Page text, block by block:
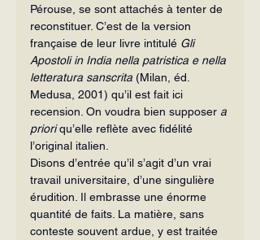
Pérouse, se sont attachés à tenter de
reconstituer. C’est de la version
française de leur livre intitulé Gli
Apostoli in India nella patristica e nella
letteratura sanscrita (Milan, éd.
Medusa, 2001) qu’il est fait ici
recension. On voudra bien supposer a
priori qu’elle reflète avec fidélité
l’original italien.
Disons d’entrée qu’il s’agit d’un vrai
travail universitaire, d’une singulière
érudition. Il embrasse une énorme
quantité de faits. La matière, sans
conteste souvent ardue, y est traitée